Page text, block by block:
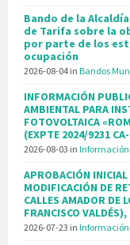
Bando de la
de Tarifa sobre la
por parte de los
ocupación
2026-08-04 in Bandos
INFORMACIÓN
AMBIENTAL PARA
FOTOVOLTAICA
(EXPTE 2024/9231
2026-08-03 in
APROBACIÓN INICIAL
MODIFICACIÓN DE
CALLES AMADOR DE
FRANCISCO
2026-07-23 in